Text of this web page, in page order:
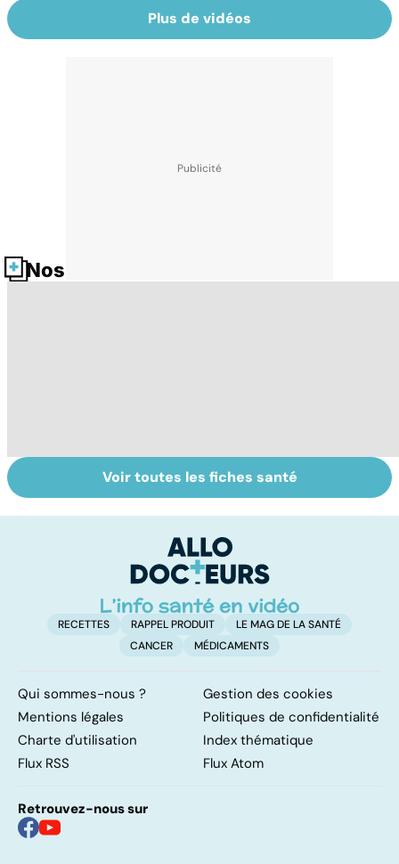
Plus de vidéos
Nos fiches santé
Alimentation :
mangeons-nous
Les féculents, un
carburant
pour l'organisme
Voir toutes les fiches santé
RECETTES RAPPEL PRODUIT
LE MAG DE LA SANTÉ
CANCER
MÉDICAMENTS
Qui sommes-nous ?
Gestion des cookies
Mentions légales
Politiques de confidentialité
Charte d'utilisation
Index thématique
Flux RSS
Flux Atom
Retrouvez-nous sur